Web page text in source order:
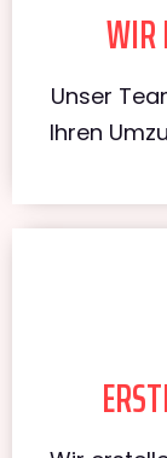
WIR
Unser
Ihren